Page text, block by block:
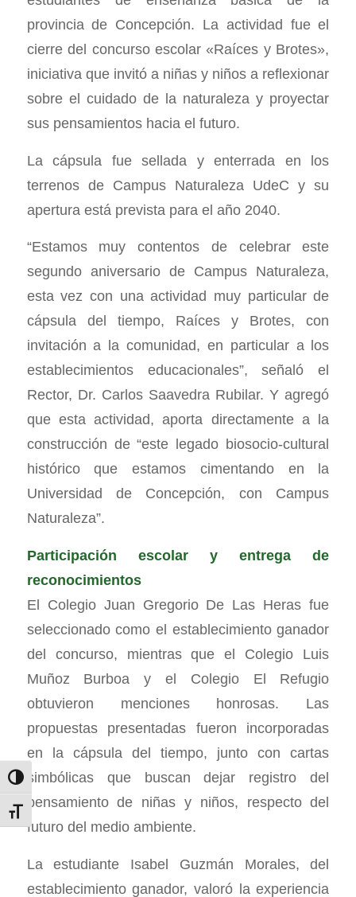
Alternar alto contraste
Alternar tamaño de letra
provincia de Concepción. La actividad fue el
cierre del concurso escolar «Raíces y Brotes»,
iniciativa que invitó a niñas y niños a reflexionar
sobre el cuidado de la naturaleza y proyectar
sus pensamientos hacia el futuro.
La cápsula fue sellada y enterrada en los
terrenos de Campus Naturaleza UdeC y su
apertura está prevista para el año 2040.
“Estamos muy contentos de celebrar este
segundo aniversario de Campus Naturaleza,
esta vez con una actividad muy particular de
cápsula del tiempo, Raíces y Brotes, con
invitación a la comunidad, en particular a los
establecimientos educacionales”, señaló el
Rector, Dr. Carlos Saavedra Rubilar. Y agregó
que esta actividad, aporta directamente a la
construcción de “este legado biosocio-cultural
histórico que estamos cimentando en la
Universidad de Concepción, con Campus
Naturaleza”.
Participación escolar y entrega de
reconocimientos
El Colegio Juan Gregorio De Las Heras fue
seleccionado como el establecimiento ganador
del concurso, mientras que el Colegio Luis
Muñoz Burboa y el Colegio El Refugio
obtuvieron menciones honrosas. Las
propuestas presentadas fueron incorporadas
en la cápsula del tiempo, junto con cartas
simbólicas que buscan dejar registro del
pensamiento de niñas y niños, respecto del
futuro del medio ambiente.
La estudiante Isabel Guzmán Morales, del
establecimiento ganador, valoró la experiencia